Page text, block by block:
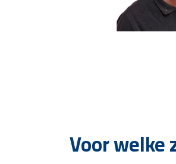
Voor welke